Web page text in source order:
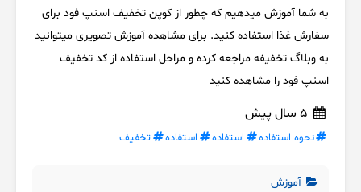
به شما آموزش میدهیم که چطور از کوپن تخفیف اسنپ فود برای
سفارش غذا استفاده کنید. برای مشاهده آموزش تصویری میتوانید
به وبلاگ تخفیفه مراجعه کرده و مراحل استفاده از کد تخفیف
اسنپ فود را مشاهده کنید
نحوه استفاده استفاده استفاده تخفیف
آموزش